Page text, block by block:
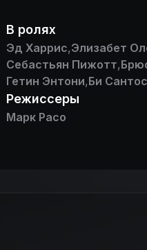
В ролях
Эд Харрис,Элизабет
Себастьян Пижотт,
Гетин Энтони,Би Сантос
Режиссеры
Марк Расо